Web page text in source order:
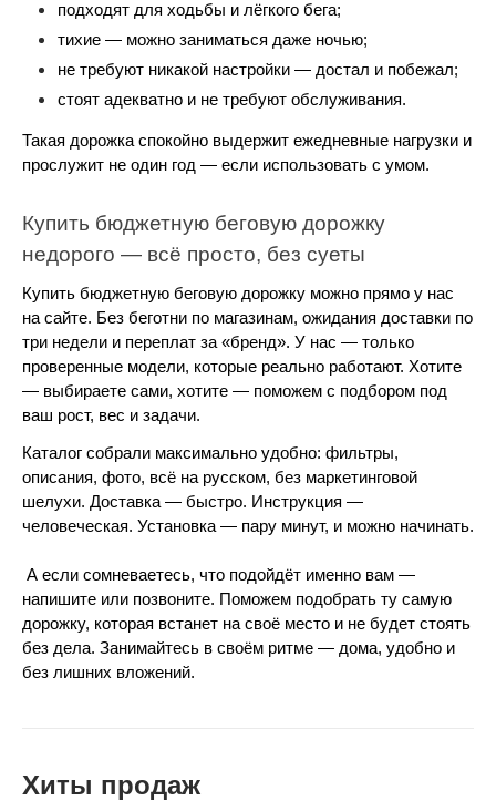
подходят для ходьбы и лёгкого бега;
тихие — можно заниматься даже ночью;
не требуют никакой настройки — достал и побежал;
стоят адекватно и не требуют обслуживания.
Такая дорожка спокойно выдержит ежедневные нагрузки и
прослужит не один год — если использовать с умом.
Купить бюджетную беговую дорожку
недорого — всё просто, без суеты
Купить бюджетную беговую дорожку можно прямо у нас
на сайте. Без беготни по магазинам, ожидания доставки по
три недели и переплат за «бренд». У нас — только
проверенные модели, которые реально работают. Хотите
— выбираете сами, хотите — поможем с подбором под
ваш рост, вес и задачи.
Каталог собрали максимально удобно: фильтры,
описания, фото, всё на русском, без маркетинговой
шелухи. Доставка — быстро. Инструкция —
человеческая. Установка — пару минут, и можно начинать.
напишите или позвоните. Поможем подобрать ту самую
дорожку, которая встанет на своё место и не будет стоять
без дела. Занимайтесь в своём ритме — дома, удобно и
без лишних вложений.
Хиты продаж